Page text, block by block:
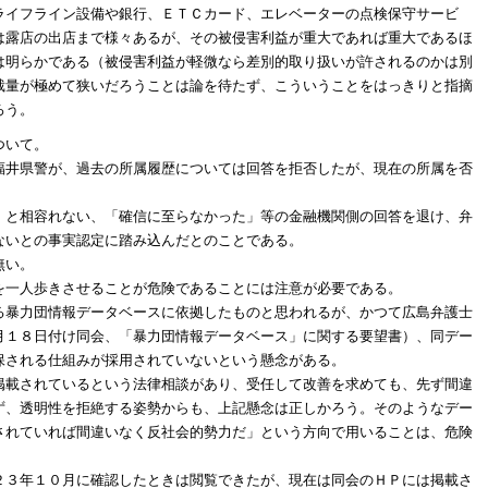
フライン設備や銀行、ＥＴＣカード、エレベーターの点検保守サービ
店の出店まで様々あるが、その被侵害利益が重大であれば重大であるほ
らかである（被侵害利益が軽微なら差別的取り扱いが許されるのかは別
が極めて狭いだろうことは論を待たず、こういうことをはっきりと指摘
。
て。
県警が、過去の所属履歴については回答を拒否したが、現在の所属を否
相容れない、「確信に至らなかった」等の金融機関側の回答を退け、弁
との事実認定に踏み込んだとのことである。
。
人歩きさせることが危険であることには注意が必要である。
力団情報データベースに依拠したものと思われるが、かつて広島弁護士
８日付け同会、「暴力団情報データベース」に関する要望書）、同デー
れる仕組みが採用されていないという懸念がある。
されているという法律相談があり、受任して改善を求めても、先ず間違
透明性を拒絶する姿勢からも、上記懸念は正しかろう。そのようなデー
ていれば間違いなく反社会的勢力だ」という方向で用いることは、危険
年１０月に確認したときは閲覧できたが、現在は同会のＨＰには掲載さ